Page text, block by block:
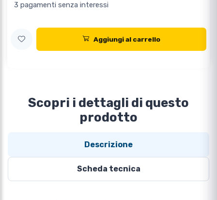
3 pagamenti senza interessi
Aggiungi al carrello
Scopri i dettagli di questo
prodotto
Descrizione
Scheda tecnica